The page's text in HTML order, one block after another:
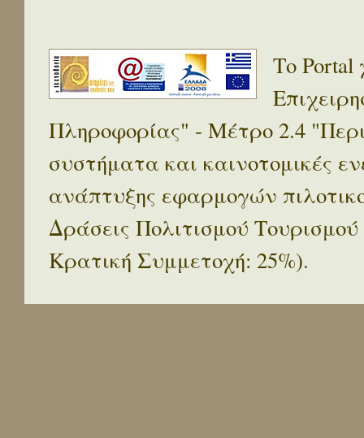
Το Portal
Πληροφορίας" - Μέτρο 2.4
συστήματα και καινοτομικές
ανάπτυξης εφαρμογών
Δράσεις Πολιτισμού
Κρατική Συμμετοχή: 25%).